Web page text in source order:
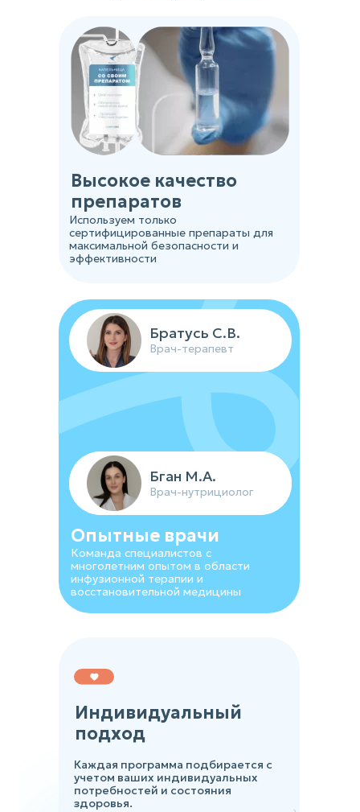
Высокое качество
препаратов
Используем только
сертифицированные препараты для
максимальной безопасности и
эффективности
Опытные врачи
Команда специалистов с
многолетним опытом в области
инфузионной терапии и
восстановительной медицины
Индивидуальный
подход
Каждая программа подбирается с
учетом ваших индивидуальных
потребностей и состояния
здоровья.
Устинова К.Б.
Врач-косметолог
Братусь С.В.
Врач-терапевт
Бган М.А.
Врач-нутрициолог